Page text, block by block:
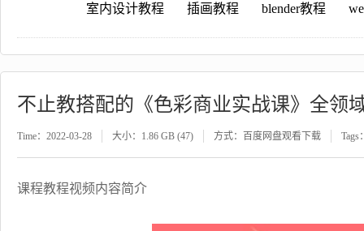
室内设计教程 插画教程 blender教程
不止教搭配的《色彩商业实战课》全领
Time：2022-03-28 大小：1.86 GB (47) 方式：百度网盘观看下载 Tags
课程教程视频内容简介